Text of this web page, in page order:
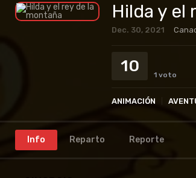
Hilda y el
Dec. 30, 2021
10 1 voto
ANIMACIÓN
Info Reparto Reporte